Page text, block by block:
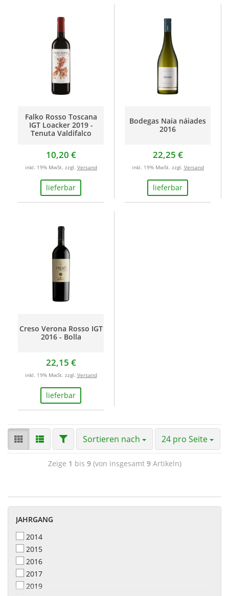
Falko Rosso Toscana
IGT Loacker 2019 -
Tenuta Valdifalco
10,20 €
lieferbar
inkl. 19% MwSt. zzgl. Versand
Bodegas Naia náiades
2016
22,25 €
lieferbar
inkl. 19% MwSt. zzgl. Versand
Creso Verona Rosso IGT
2016 - Bolla
22,15 €
lieferbar
inkl. 19% MwSt. zzgl. Versand
Sortieren nach 24 pro Seite
Zeige 1 bis 9(von insgesamt 9Artikeln)
JAHRGANG
2014
2015
2016
2017
2019